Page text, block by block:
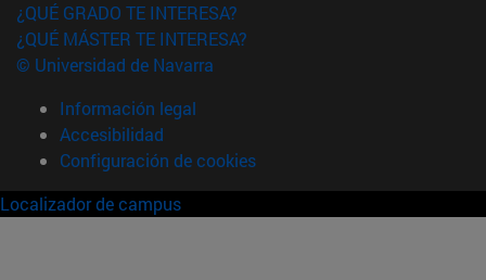
¿QUÉ GRADO TE INTERESA?
¿QUÉ MÁSTER TE INTERESA?
© Universidad de Navarra
Información legal
Accesibilidad
Configuración de cookies
Localizador de campus